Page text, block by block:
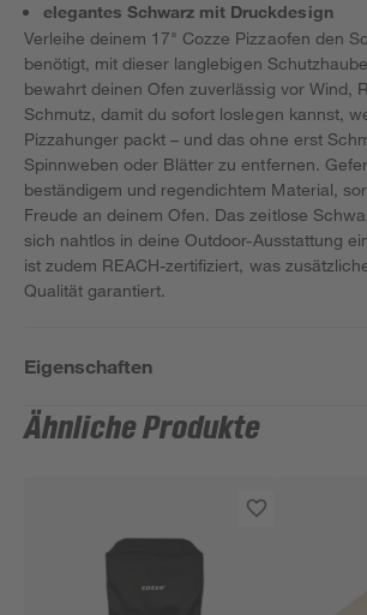
elegantes Schwarz mit Druckdesign
Verleihe deinem 17" Cozze Pizzaofen den
benötigt, mit dieser langlebigen
bewahrt deinen Ofen zuverlässig vor Wind,
Schmutz, damit du sofort loslegen kannst,
Pizzahunger packt – und das ohne erst
Spinnweben oder Blätter zu entfernen.
beständigem und regendichtem Material,
Freude an deinem Ofen. Das zeitlose
sich nahtlos in deine Outdoor-Ausstattung
ist zudem REACH-zertifiziert, was
Qualität garantiert.
Eigenschaften
Ähnliche Produkte